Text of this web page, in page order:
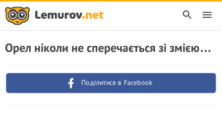
Орел ніколи не сперечається зі змією…
Поділитися в Facebook